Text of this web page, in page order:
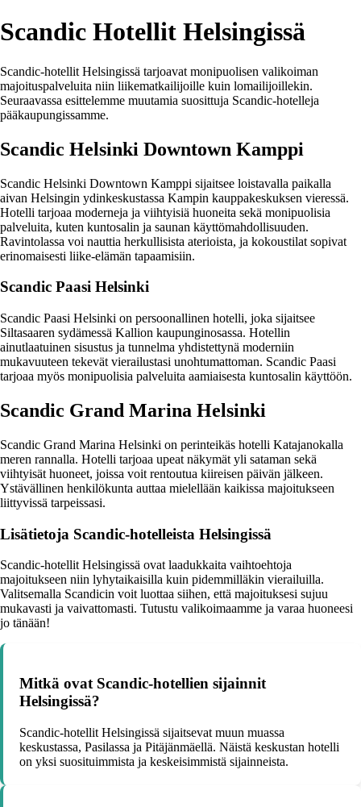
Scandic Hotellit Helsingissä
Scandic-hotellit Helsingissä tarjoavat monipuolisen valikoiman
majoituspalveluita niin liikematkailijoille kuin lomailijoillekin.
Seuraavassa esittelemme muutamia suosittuja Scandic-hotelleja
pääkaupungissamme.
Scandic Helsinki Downtown Kamppi
Scandic Helsinki Downtown Kamppi sijaitsee loistavalla paikalla
aivan Helsingin ydinkeskustassa Kampin kauppakeskuksen vieressä.
Hotelli tarjoaa moderneja ja viihtyisiä huoneita sekä monipuolisia
palveluita, kuten kuntosalin ja saunan käyttömahdollisuuden.
Ravintolassa voi nauttia herkullisista aterioista, ja kokoustilat sopivat
erinomaisesti liike-elämän tapaamisiin.
Scandic Paasi Helsinki
Scandic Paasi Helsinki on persoonallinen hotelli, joka sijaitsee
Siltasaaren sydämessä Kallion kaupunginosassa. Hotellin
ainutlaatuinen sisustus ja tunnelma yhdistettynä moderniin
mukavuuteen tekevät vierailustasi unohtumattoman. Scandic Paasi
tarjoaa myös monipuolisia palveluita aamiaisesta kuntosalin käyttöön.
Scandic Grand Marina Helsinki
Scandic Grand Marina Helsinki on perinteikäs hotelli Katajanokalla
meren rannalla. Hotelli tarjoaa upeat näkymät yli sataman sekä
viihtyisät huoneet, joissa voit rentoutua kiireisen päivän jälkeen.
Ystävällinen henkilökunta auttaa mielellään kaikissa majoitukseen
liittyvissä tarpeissasi.
Lisätietoja Scandic-hotelleista Helsingissä
Scandic-hotellit Helsingissä ovat laadukkaita vaihtoehtoja
majoitukseen niin lyhytaikaisilla kuin pidemmilläkin vierailuilla.
Valitsemalla Scandicin voit luottaa siihen, että majoituksesi sujuu
mukavasti ja vaivattomasti. Tutustu valikoimaamme ja varaa huoneesi
jo tänään!
Mitkä ovat Scandic-hotellien sijainnit
Helsingissä?
Scandic-hotellit Helsingissä sijaitsevat muun muassa
keskustassa, Pasilassa ja Pitäjänmäellä. Näistä keskustan hotelli
on yksi suosituimmista ja keskeisimmistä sijainneista.